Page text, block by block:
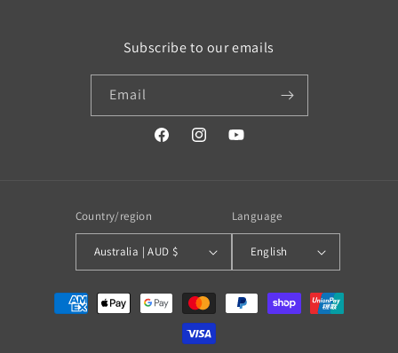
Subscribe to our emails
Email
https://www.facebook.com/profile.php?
https://www.instagram.com/
https://www.youtube.com/
Country/region
Australia | AUD $
Language
English
Payment
methods